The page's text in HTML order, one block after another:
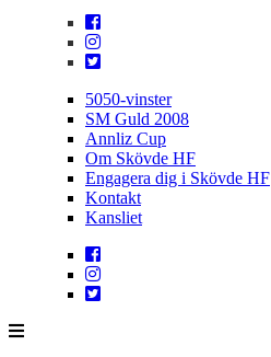
5050-vinster
SM Guld 2008
Annliz Cup
Om Skövde HF
Engagera dig i Skövde HF
Kontakt
Kansliet